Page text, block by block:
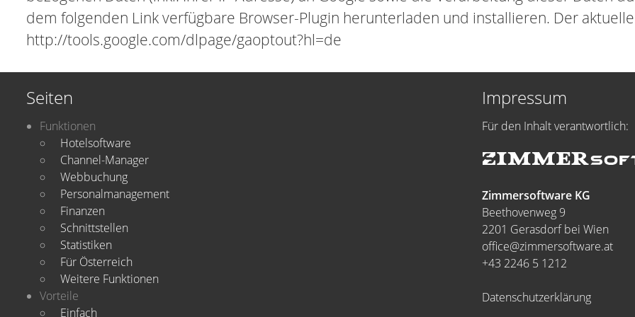
dem folgenden Link verfügbare Browser-Plugin herunterladen und installieren. Der
http://tools.google.com/dlpage/gaoptout?hl=de
Seiten
Funktionen
Hotelsoftware
Channel-Manager
Webbuchung
Personalmanagement
Finanzen
Schnittstellen
Statistiken
Für Österreich
Weitere Funktionen
Vorteile
Einfach
Impressum
Für den Inhalt verantwortlich:
Zimmersoftware KG
Beethovenweg 9
2201 Gerasdorf bei Wien
office@zimmersoftware.at
+43 2246 5 1212
Datenschutzerklärung